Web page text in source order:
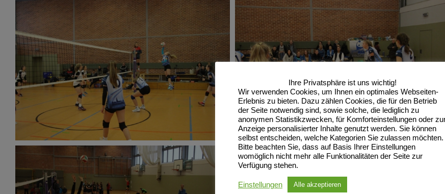
Ihre Privatsphäre ist uns wichtig!
Wir verwenden Cookies, um Ihnen ein optimales Webseiten-
Erlebnis zu bieten. Dazu zählen Cookies, die für den Betrieb
der Seite notwendig sind, sowie solche, die lediglich zu
anonymen Statistikzwecken, für Komforteinstellungen oder
Anzeige personalisierter Inhalte genutzt werden. Sie können
selbst entscheiden, welche Kategorien Sie zulassen möchten.
Bitte beachten Sie, dass auf Basis Ihrer Einstellungen
womöglich nicht mehr alle Funktionalitäten der Seite zur
Verfügung stehen.
Einstellungen Alle akzeptieren